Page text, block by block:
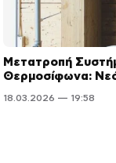
Μετατροπή
Θερμοσίφωνα:
18.03.2026 — 19:58